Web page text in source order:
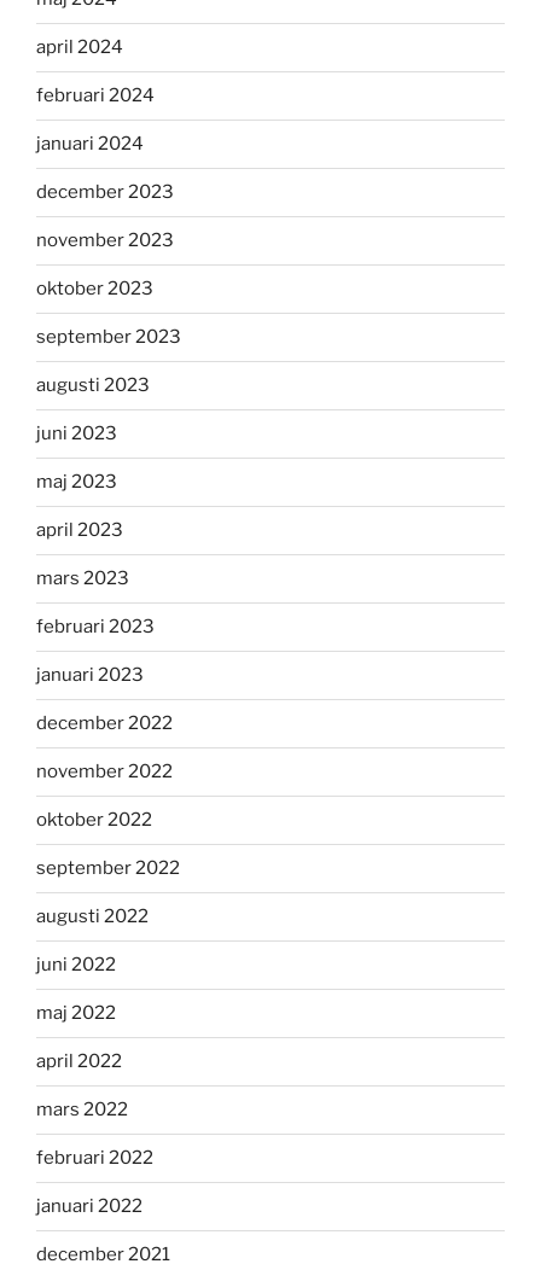
april 2024
februari 2024
januari 2024
december 2023
november 2023
oktober 2023
september 2023
augusti 2023
juni 2023
maj 2023
april 2023
mars 2023
februari 2023
januari 2023
december 2022
november 2022
oktober 2022
september 2022
augusti 2022
juni 2022
maj 2022
april 2022
mars 2022
februari 2022
januari 2022
december 2021